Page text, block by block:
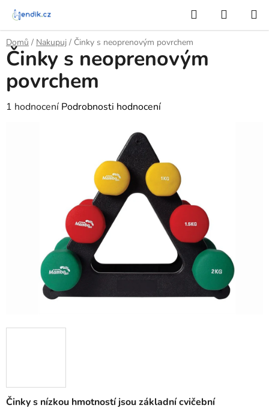
Přejít
obsah
Hledat
KOŠÍK
Domů / Nakupuj / Činky s neoprenovým povrchem
Činky s nízkou hmotností jsou základní cvičební
Činky s neoprenovým
povrchem
Průměrné
1 hodnocení Podrobnosti hodnocení